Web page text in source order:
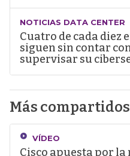
NOTICIAS DATA CENTER
Cuatro de cada diez
siguen sin contar
supervisar su
Más compartidos
VÍDEO
Cisco apuesta por la